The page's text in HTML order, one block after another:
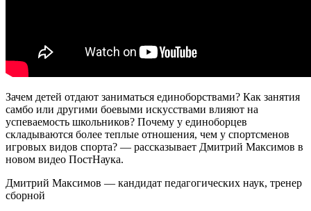
Зачем детей отдают заниматься единоборствами? Как занятия
самбо или другими боевыми искусствами влияют на
успеваемость школьников? Почему у единоборцев
складываются более теплые отношения, чем у спортсменов
игровых видов спорта? — рассказывает Дмитрий Максимов в
новом видео ПостНаука.
Дмитрий Максимов — кандидат педагогических наук, тренер
сборной